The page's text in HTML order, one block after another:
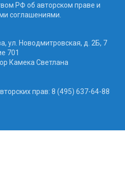
РФ об авторском праве и
соглашениями.
ул. Новодмитровская, д. 2Б, 7
701
Камека Светлана
прав: 8 (495) 637-64-88